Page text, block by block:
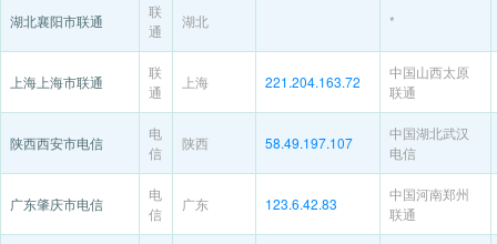
湖北襄阳市联通
联
通
湖北 *
上海上海市联通
联
通
上海 221.204.163.72
中国山西太原
联通
陕西西安市电信
电
信
陕西 58.49.197.107
中国湖北武汉
电信
广东肇庆市电信
电
信
广东 123.6.42.83
中国河南郑州
联通